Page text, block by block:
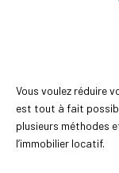
Vous voulez réduire
est tout à fait
plusieurs méthodes
l’immobilier locatif.